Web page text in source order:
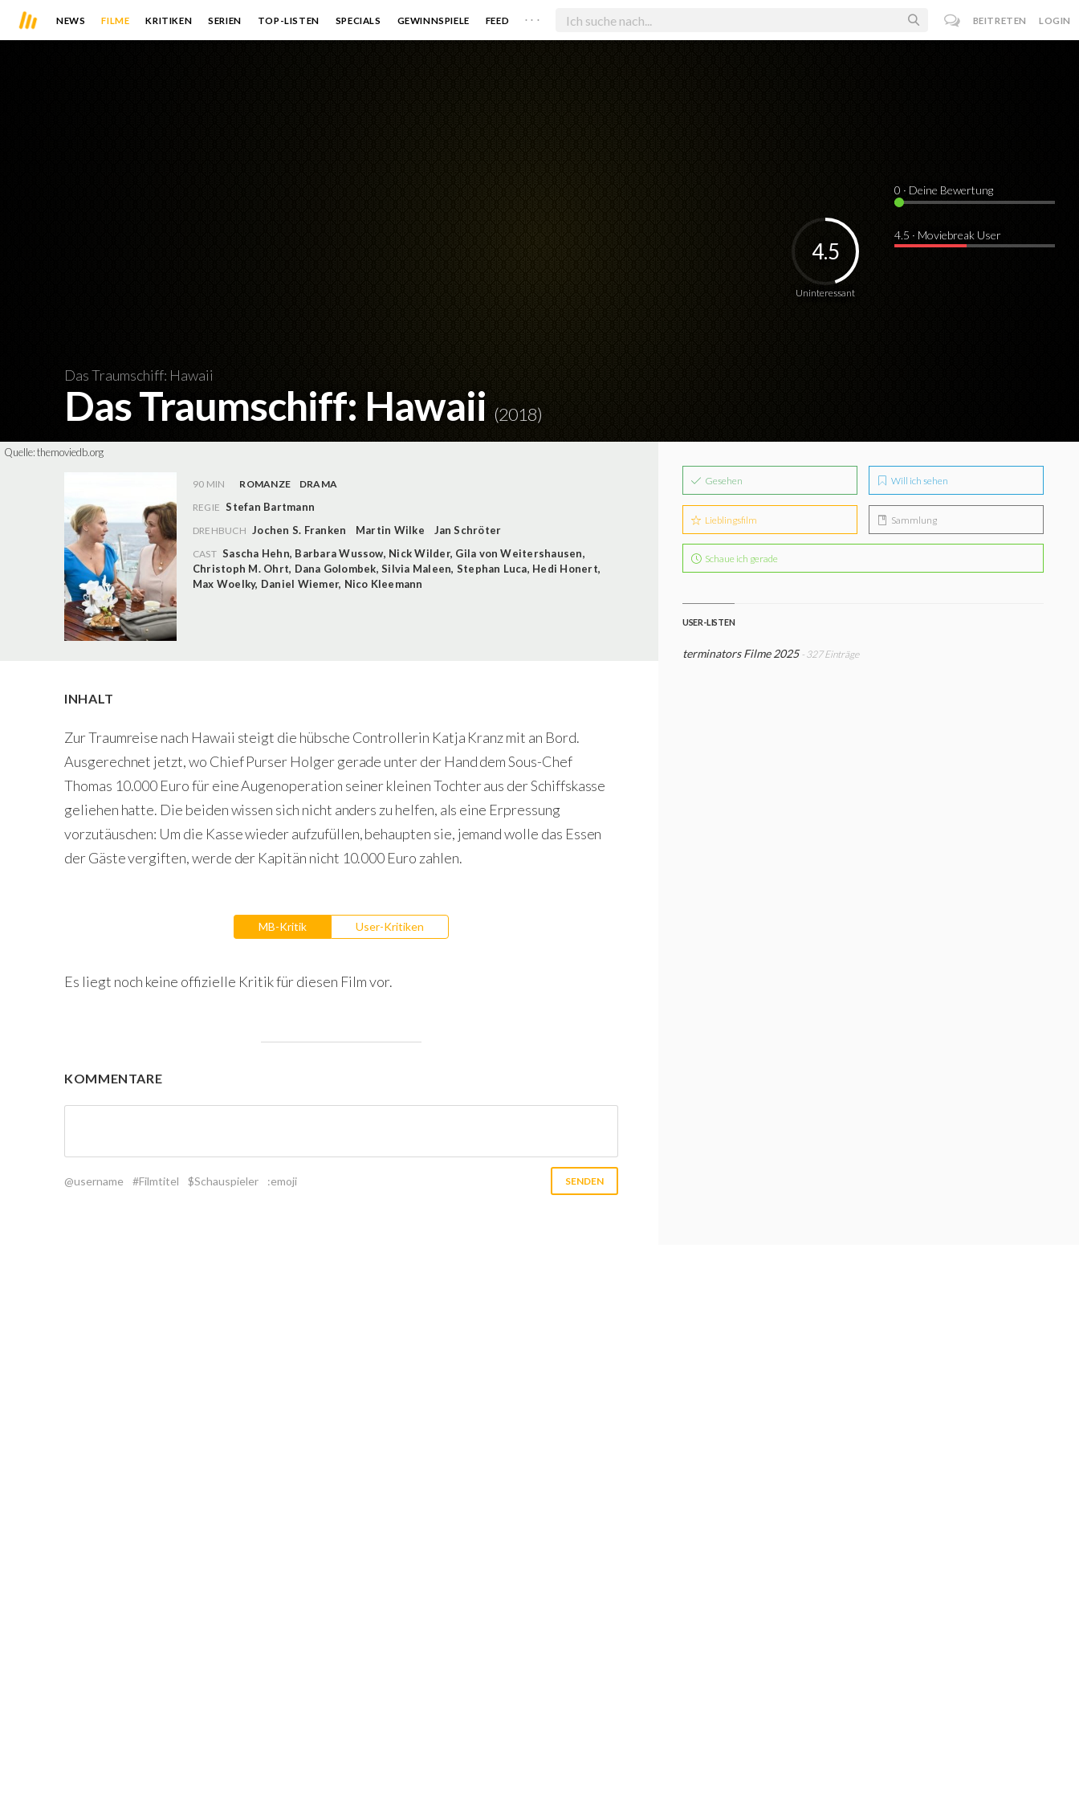
NEWS FILME KRITIKEN SERIEN TOP-LISTEN SPECIALS GEWINNSPIELE FEED . . . BEITRETEN LOGIN
Das Traumschiff: Hawaii
Das Traumschiff: Hawaii (2018)
Uninteressant
4.5
0 · Deine Bewertung
4.5 · Moviebreak User
Quelle:themoviedb.org
90 MIN ROMANZE
DRAMA
REGIE Stefan Bartmann
DREHBUCH Jochen S. Franken Martin Wilke Jan Schröter
CAST Sascha Hehn, Barbara Wussow, Nick Wilder, Gila von Weitershausen,
Christoph M. Ohrt, Dana Golombek,Silvia Maleen, Stephan Luca, Hedi Honert,
Max Woelky, Daniel Wiemer, Nico Kleemann
INHALT
Zur Traumreise nach Hawaii steigt die hübsche Controllerin Katja Kranz mit an Bord.
Ausgerechnet jetzt, wo Chief Purser Holger gerade unter der Hand dem Sous-Chef
Thomas 10.000 Euro für eine Augenoperation seiner kleinen Tochter aus der Schiffskasse
geliehen hatte. Die beiden wissen sich nicht anders zu helfen, als eine Erpressung
vorzutäuschen: Um die Kasse wieder aufzufüllen, behaupten sie, jemand wolle das Essen
der Gäste vergiften, werde der Kapitän nicht 10.000 Euro zahlen.
MB-Kritik User-Kritiken
Es liegt noch keine offizielle Kritik für diesen Film vor.
KOMMENTARE
@username #Filmtitel $Schauspieler :emoji
Gesehen Will ich sehen
Lieblingsfilm Sammlung
Schaue ich gerade
USER-LISTEN
terminators Filme 2025 - 327 Einträge